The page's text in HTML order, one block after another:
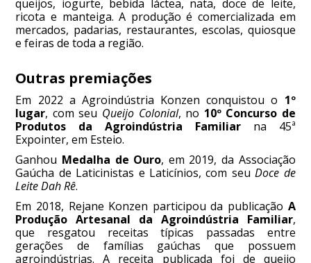
queijos, iogurte, bebida láctea, nata, doce de leite,
ricota e manteiga. A produção é comercializada em
mercados, padarias, restaurantes, escolas, quiosque
e feiras de toda a região.
Outras premiações
Em 2022 a Agroindústria Konzen conquistou o 1º
lugar, com seu Queijo Colonial, no 10º Concurso de
Produtos da Agroindústria Familiarna 45ª
Expointer, em Esteio.
Ganhou Medalha de Ouro, em 2019, da Associação
Gaúcha de Laticinistas e Laticínios, com seuDoce de
Leite Dah Rê.
Em 2018, Rejane Konzen participou da publicação A
Produção Artesanal da Agroindústria Familiar,
que resgatou receitas típicas passadas entre
gerações de famílias gaúchas que possuem
agroindústrias. A receita publicada foi de queijo